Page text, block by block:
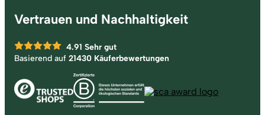
Vertrauen und Nachhaltigkeit
4.91 Sehr gut
Basierend auf 21430 Käuferbewertungen